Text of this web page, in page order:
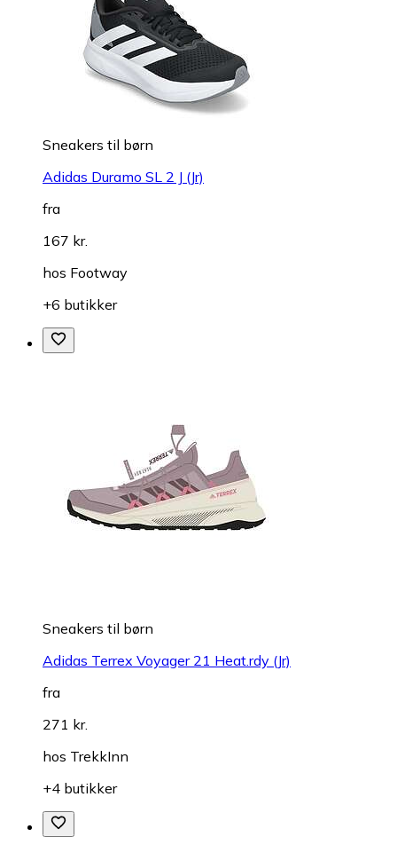
Sneakers til børn
Adidas Duramo SL 2 J (Jr)
fra
167 kr.
hos Footway
+6 butikker
Sneakers til børn
Adidas Terrex Voyager 21 Heat.rdy (Jr)
fra
271 kr.
hos TrekkInn
+4 butikker